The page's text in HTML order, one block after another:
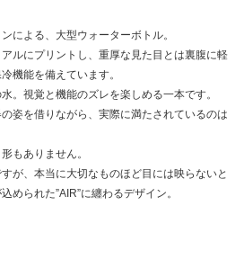
による、大型ウォーターボトル。
ルにプリントし、重厚な見た目とは裏腹に軽
機能を備えています。
。視覚と機能のズレを楽しめる一本です。
姿を借りながら、実際に満たされているのは
もありません。
が、本当に大切なものほど目には映らないと
められた”AIR”に纏わるデザイン。